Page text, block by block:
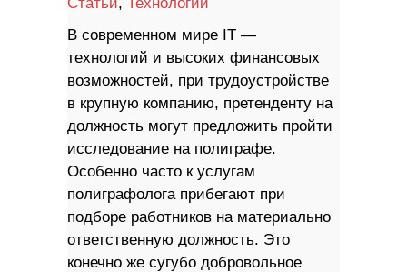
В современном мире IT —
технологий и высоких финансовых
возможностей, при трудоустройстве
в крупную компанию, претенденту на
должность могут предложить пройти
исследование на полиграфе.
Особенно часто к услугам
полиграфолога прибегают при
подборе работников на материально
ответственную должность. Это
конечно же сугубо добровольное